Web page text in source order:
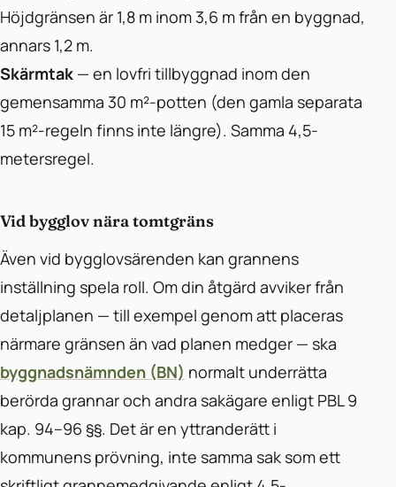
Höjdgränsen är 1,8 m inom 3,6 m från en byggnad,
annars 1,2 m.
Skärmtak — en lovfri tillbyggnad inom den
gemensamma 30 m²-potten (den gamla separata
15 m²-regeln finns inte längre). Samma 4,5-
metersregel.
Vid bygglov nära tomtgräns
Även vid bygglovsärenden kan grannens
inställning spela roll. Om din åtgärd avviker från
detaljplanen — till exempel genom att placeras
närmare gränsen än vad planen medger — ska
byggnadsnämnden (BN) normalt underrätta
berörda grannar och andra sakägare enligt PBL 9
kap. 94–96 §§. Det är en yttranderätt i
kommunens prövning, inte samma sak som ett